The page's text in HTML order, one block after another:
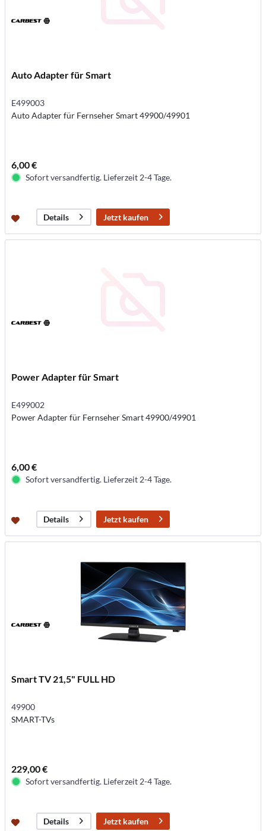
Auto Adapter für Smart
E499003
Auto Adapter für Fernseher Smart 49900/49901
6,00 €
Sofort versandfertig. Lieferzeit 2-4 Tage.
Details Jetzt kaufen
Power Adapter für Smart
E499002
Power Adapter für Fernseher Smart 49900/49901
6,00 €
Sofort versandfertig. Lieferzeit 2-4 Tage.
Details Jetzt kaufen
Smart TV 21,5" FULL HD
49900
SMART-TVs
229,00 €
Sofort versandfertig. Lieferzeit 2-4 Tage.
Details Jetzt kaufen